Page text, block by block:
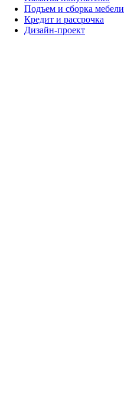
Подъем и сборка мебели
Кредит и рассрочка
Дизайн-проект